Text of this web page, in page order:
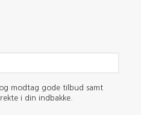
modtag gode tilbud samt
i din indbakke.